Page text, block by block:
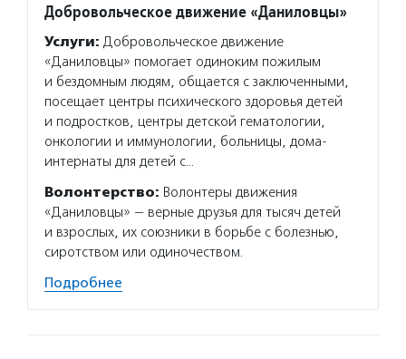
Добровольческое движение «Даниловцы»
Услуги: Добровольческое движение
«Даниловцы» помогает одиноким пожилым
и бездомным людям, общается с заключенными,
посещает центры психического здоровья детей
и подростков, центры детской гематологии,
онкологии и иммунологии, больницы, дома-
интернаты для детей с…
Волонтерство: Волонтеры движения
«Даниловцы» — верные друзья для тысяч детей
и взрослых, их союзники в борьбе с болезнью,
сиротством или одиночеством.
Подробнее